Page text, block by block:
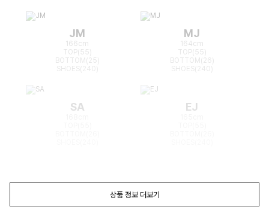
JM
166cm
TOP(55)
BOTTOM(25)
MJ
164cm
TOP(55)
BOTTOM(26)
SA EJ
상품 정보 더보기